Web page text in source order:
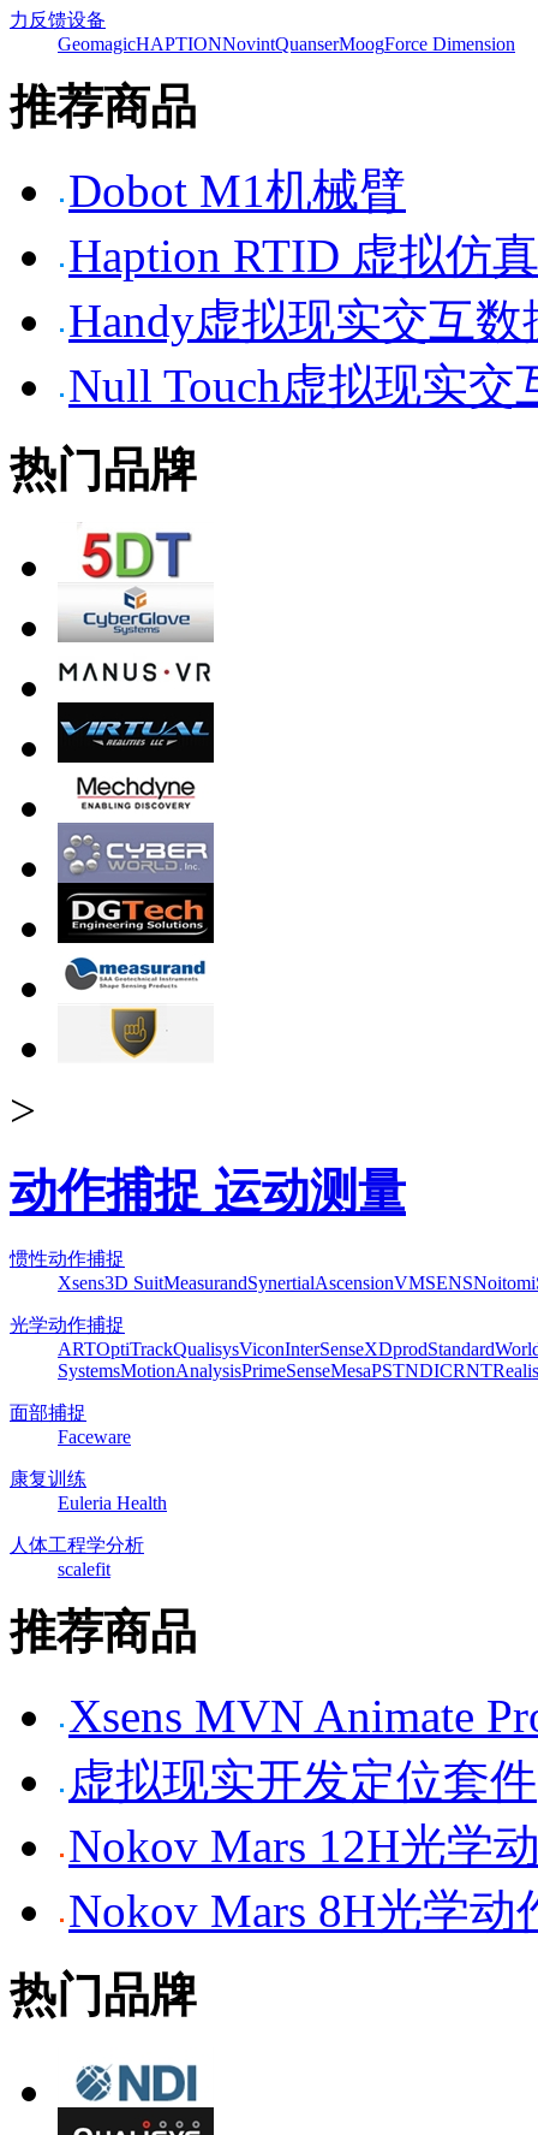
力反馈设备
GeomagicHAPTIONNovintQuanserMoogForce Dimension
推荐商品
Dobot M1机械臂
Haption RTID 虚拟仿
Handy虚拟现实交互数
Null Touch虚拟现实交
热门品牌
>
动作捕捉 运动测量
惯性动作捕捉
Xsens3D SuitMeasurandSynertialAscensionVMSENSNoitom
光学动作捕捉
ARTOptiTrackQualisysViconInterSenseXDprodStandard
SystemsMotionAnalysisPrimeSenseMesaPSTNDICRNTRealis
面部捕捉
Faceware
康复训练
Euleria Health
人体工程学分析
scalefit
推荐商品
Xsens MVN Animate
虚拟现实开发定位套件
Nokov Mars 12H光学
Nokov Mars 8H光学动
热门品牌